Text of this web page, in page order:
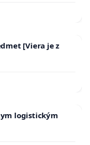
[Viera je z
logistickým